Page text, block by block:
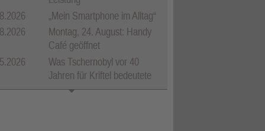
Klaus Störch. „Mein Smartphone im Alltag“
Montag, 24. August: Handy
Café geöffnet
Was Tschernobyl vor 40
Jahren für Kriftel bedeutete